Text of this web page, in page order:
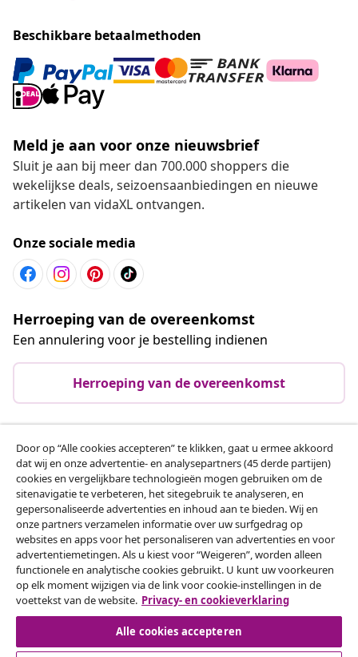
Beschikbare betaalmethoden
Meld je aan voor onze nieuwsbrief
Sluit je aan bij meer dan 700.000 shoppers die
wekelijkse deals, seizoensaanbiedingen en nieuwe
artikelen van vidaXL ontvangen.
Onze sociale media
Herroeping van de overeenkomst
Een annulering voor je bestelling indienen
Herroeping van de overeenkomst
Klantenservice
Zakelijk
vidaXL
Ontdek meer
Door op “Alle cookies accepteren” te klikken, gaat u ermee akkoord
dat wij en onze advertentie- en analysepartners (45 derde partijen)
cookies en vergelijkbare technologieën mogen gebruiken om de
sitenavigatie te verbeteren, het sitegebruik te analyseren, en
gepersonaliseerde advertenties en inhoud aan te bieden. Wij en
onze partners verzamelen informatie over uw surfgedrag op
websites en apps voor het personaliseren van advertenties en voor
advertentiemetingen. Als u kiest voor “Weigeren”, worden alleen
functionele en analytische cookies gebruikt. U kunt uw voorkeuren
op elk moment wijzigen via de link voor cookie-instellingen in de
voettekst van de website. Privacy- en cookieverklaring
Alle cookies accepteren